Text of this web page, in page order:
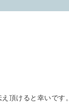
頂けると幸いです。